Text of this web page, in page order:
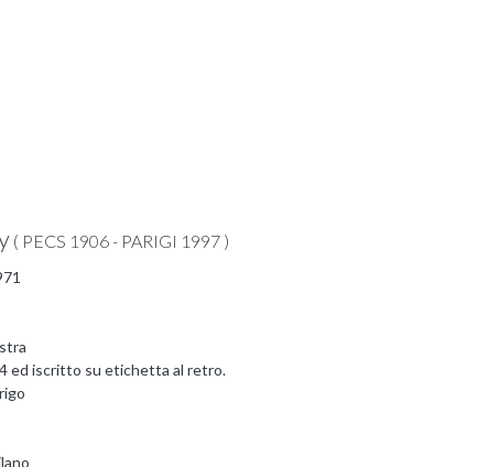
( PECS 1906 - PARIGI 1997 )
ed iscritto su etichetta al retro.